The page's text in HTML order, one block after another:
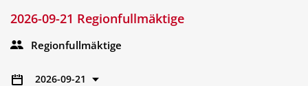
2026-09-21 Regionfullmäktige
Regionfullmäktige
2026-09-21